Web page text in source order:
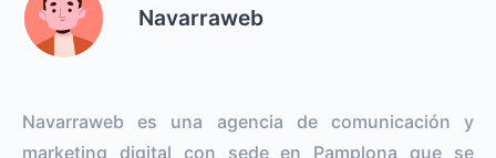
Navarraweb
Navarraweb es una agencia de comunicación y
marketing digital con sede en Pamplona que se